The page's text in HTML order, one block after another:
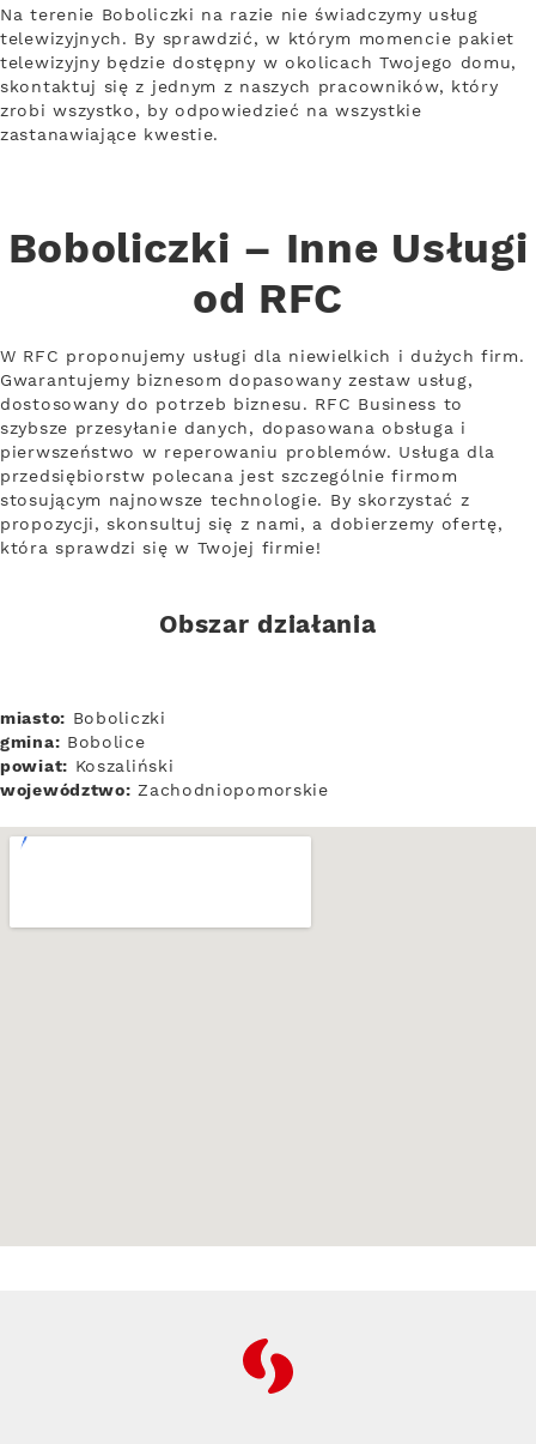
Na terenie Boboliczki na razie nie świadczymy usług
telewizyjnych. By sprawdzić, w którym momencie pakiet
telewizyjny będzie dostępny w okolicach Twojego domu,
skontaktuj się z jednym z naszych pracowników, który
zrobi wszystko, by odpowiedzieć na wszystkie
zastanawiające kwestie.
Boboliczki – Inne Usługi
od RFC
W RFC proponujemy usługi dla niewielkich i dużych firm.
Gwarantujemy biznesom dopasowany zestaw usług,
dostosowany do potrzeb biznesu. RFC Business to
szybsze przesyłanie danych, dopasowana obsługa i
pierwszeństwo w reperowaniu problemów. Usługa dla
przedsiębiorstw polecana jest szczególnie firmom
stosującym najnowsze technologie. By skorzystać z
propozycji, skonsultuj się z nami, a dobierzemy ofertę,
która sprawdzi się w Twojej firmie!
Obszar działania
miasto: Boboliczki
gmina: Bobolice
powiat: Koszaliński
województwo: Zachodniopomorskie
RFC